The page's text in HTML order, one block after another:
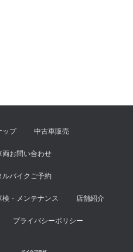
ップ 中古車販売
両お問い合わせ
ルバイクご予約
検・メンテナンス 店舗紹介
プライバシーポリシー